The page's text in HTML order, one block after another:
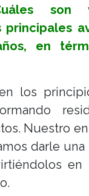
son
en
los
Nuestro
darle
en